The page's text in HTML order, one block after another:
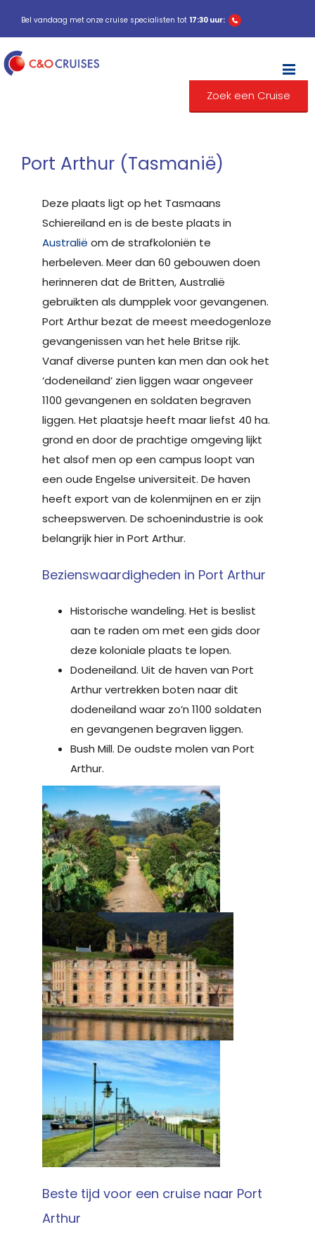
Bel vandaag met onze cruise specialisten tot 17:30 uur:
Zoek een Cruise
Port Arthur (Tasmanië)
Deze plaats ligt op het Tasmaans
Schiereiland en is de beste plaats in
Australië om de strafkoloniën te
herbeleven. Meer dan 60 gebouwen doen
herinneren dat de Britten, Australië
gebruikten als dumpplek voor gevangenen.
Port Arthur bezat de meest meedogenloze
gevangenissen van het hele Britse rijk.
Vanaf diverse punten kan men dan ook het
‘dodeneiland’ zien liggen waar ongeveer
1100 gevangenen en soldaten begraven
liggen. Het plaatsje heeft maar liefst 40 ha.
grond en door de prachtige omgeving lijkt
het alsof men op een campus loopt van
een oude Engelse universiteit. De haven
heeft export van de kolenmijnen en er zijn
scheepswerven. De schoenindustrie is ook
belangrijk hier in Port Arthur.
Bezienswaardigheden in Port Arthur
Historische wandeling. Het is beslist
aan te raden om met een gids door
deze koloniale plaats te lopen.
Dodeneiland. Uit de haven van Port
Arthur vertrekken boten naar dit
dodeneiland waar zo’n 1100 soldaten
en gevangenen begraven liggen.
Bush Mill. De oudste molen van Port
Arthur.
Beste tijd voor een cruise naar Port
Arthur